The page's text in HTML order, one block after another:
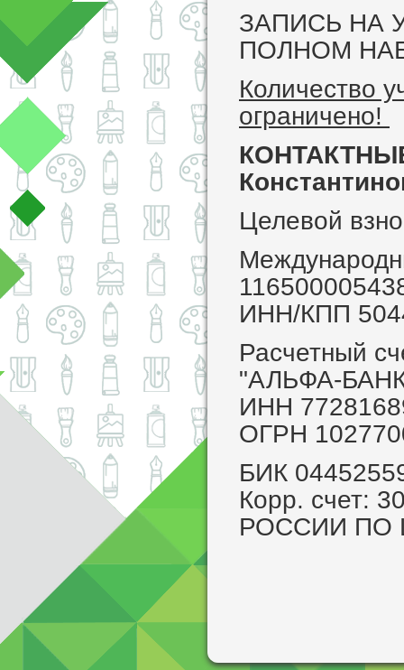
ЗАПИСЬ НА
ПОЛНОМ
Количество
ограничено!
Целевой
ИНН/КПП
Расчетный
"АЛЬФА-
ИНН
ОГРН
БИК
Корр. счет:
РОССИИ ПО